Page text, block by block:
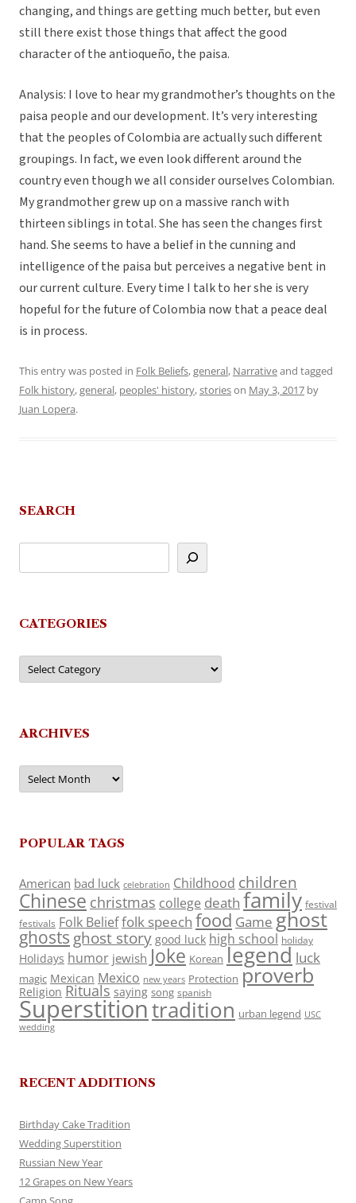
changing, and things are getting much better, but even
still there exist those things that affect the good
character of the antioqueño, the paisa.
Analysis: I love to hear my grandmother’s thoughts on the
paisa people and our development. It’s very interesting
that the peoples of Colombia are actually such different
groupings. In fact, we even look different around the
country even though we all consider ourselves Colombian.
My grandmother grew up on a massive ranch with
thirteen siblings in total. She has seen the changes first
hand. She seems to have a belief in the cunning and
intelligence of the paisa but perceives a negative bent in
our current culture. Every time I talk to her she is very
hopeful for the future of Colombia now that a peace deal
is in process.
This entry was posted in Folk Beliefs,general, Narrativeand tagged
Folk history,general, peoples' history,storieson May 3, 2017 by
Juan Lopera.
SEARCH
CATEGORIES
Categories
ARCHIVES
Archives
POPULAR TAGS
American bad luck celebration Childhood children
Chinese christmas college death family festival
festivals Folk Belieffolk speech food Game ghost
ghosts ghost story good luck high school holiday
Holidays humor jewish Joke Korean legend luck
magic Mexican Mexico new years Protection proverb
Religion Rituals saying song spanish
Superstitiontradition urban legend USC
wedding
RECENT ADDITIONS
Birthday Cake Tradition
Wedding Superstition
Russian New Year
12 Grapes on New Years